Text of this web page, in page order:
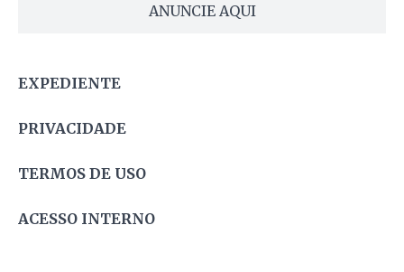
ANUNCIE AQUI
EXPEDIENTE
PRIVACIDADE
TERMOS DE USO
ACESSO INTERNO